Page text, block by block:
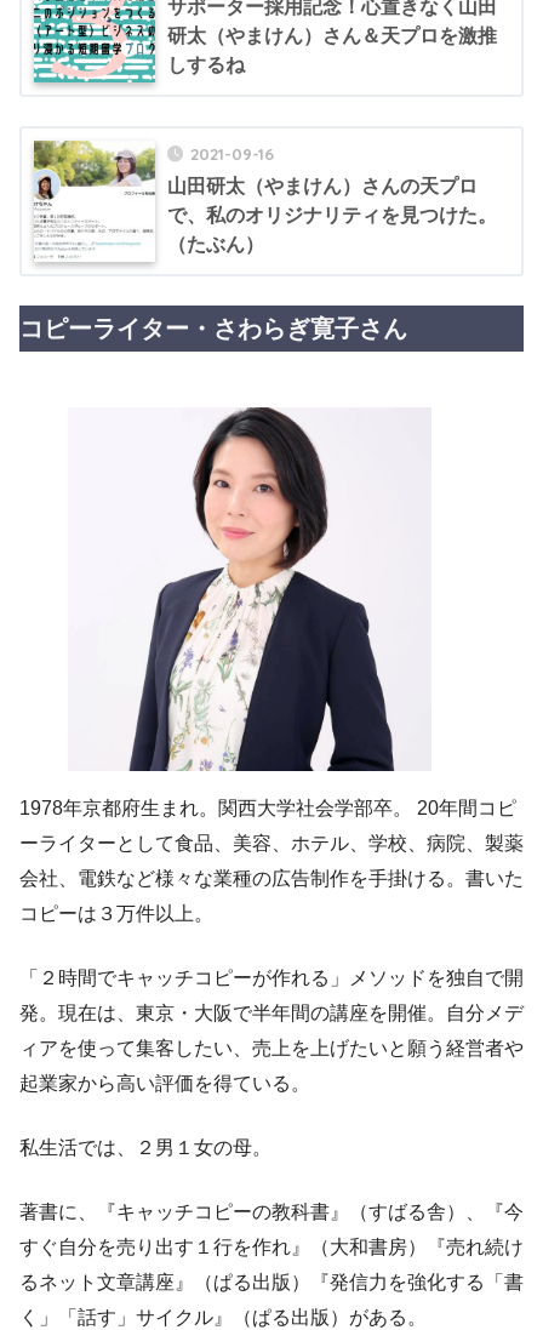
サポーター採用記念！心置きなく山田
研太（やまけん）さん＆天プロを激推
しするね
2021-09-16
山田研太（やまけん）さんの天プロ
で、私のオリジナリティを見つけた。
（たぶん）
コピーライター・さわらぎ寛子さん
1978年京都府生まれ。関西大学社会学部卒。 20年間コピ
ーライターとして食品、美容、ホテル、学校、病院、製薬
会社、電鉄など様々な業種の広告制作を手掛ける。書いた
コピーは３万件以上。
「２時間でキャッチコピーが作れる」メソッドを独自で開
発。現在は、東京・大阪で半年間の講座を開催。自分メデ
ィアを使って集客したい、売上を上げたいと願う経営者や
起業家から高い評価を得ている。
私生活では、２男１女の母。
著書に、『キャッチコピーの教科書』（すばる舎）、『今
すぐ自分を売り出す１行を作れ』（大和書房）『売れ続け
るネット文章講座』（ぱる出版）『発信力を強化する「書
く」「話す」サイクル』（ぱる出版）がある。